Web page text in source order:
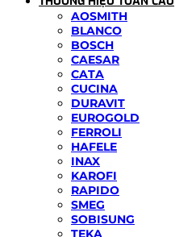
AOSMITH
BLANCO
BOSCH
CAESAR
CATA
CUCINA
DURAVIT
EUROGOLD
FERROLI
HAFELE
INAX
KAROFI
RAPIDO
SMEG
SOBISUNG
TEKA